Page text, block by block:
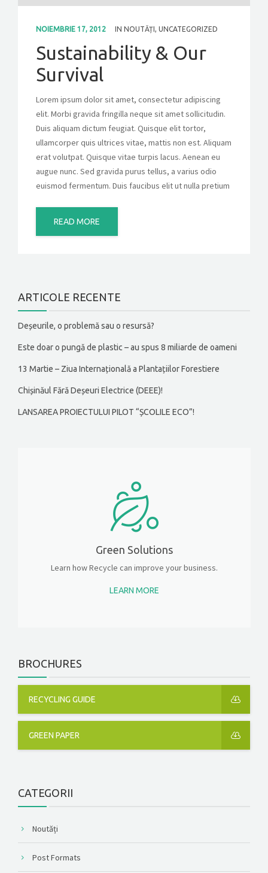
NOIEMBRIE 17, 2012 IN NOUTĂȚI , UNCATEGORIZED
Sustainability & Our
Survival
Lorem ipsum dolor sit amet, consectetur adipiscing
elit. Morbi gravida fringilla neque sit amet sollicitudin.
Duis aliquam dictum feugiat. Quisque elit tortor,
ullamcorper quis ultrices vitae, mattis non est. Aliquam
erat volutpat. Quisque vitae turpis lacus. Aenean eu
augue nunc. Sed gravida purus tellus, a varius odio
euismod fermentum. Duis faucibus elit ut nulla pretium
READ MORE
ARTICOLE RECENTE
Deșeurile, o problemă sau o resursă?
Este doar o pungă de plastic – au spus 8 miliarde de oameni
13 Martie – Ziua Internațională a Plantațiilor Forestiere
Chișinăul Fără Deșeuri Electrice (DEEE)!
LANSAREA PROIECTULUI PILOT “ȘCOLILE ECO”!
Green Solutions
Learn how Recycle can improve your business.
LEARN MORE
BROCHURES
RECYCLING GUIDE
GREEN PAPER
CATEGORII
Noutăți
Post Formats